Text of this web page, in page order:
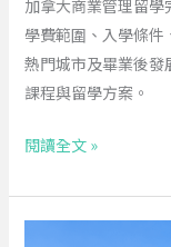
加拿大商業管理留學
學費範圍、入學條
熱門城市及畢業後發
課程與留學方案。
Administration
怎
麼
選？
op
閱讀全文 »